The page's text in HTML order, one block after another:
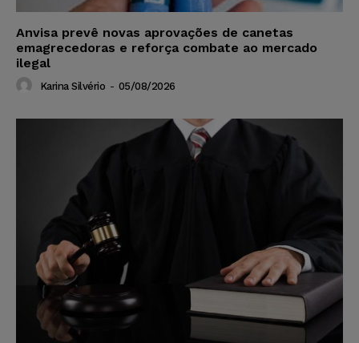
Anvisa prevê novas aprovações de canetas
emagrecedoras e reforça combate ao mercado
ilegal
Karina Silvério - 05/08/2026